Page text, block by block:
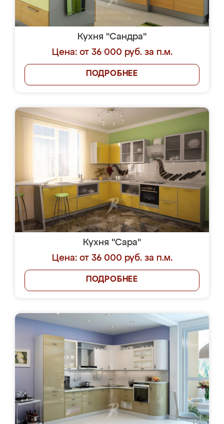
Кухня "Сандра"
Цена: от 36 000 руб. за п.м.
ПОДРОБНЕЕ
Кухня "Сара"
Цена: от 36 000 руб. за п.м.
ПОДРОБНЕЕ